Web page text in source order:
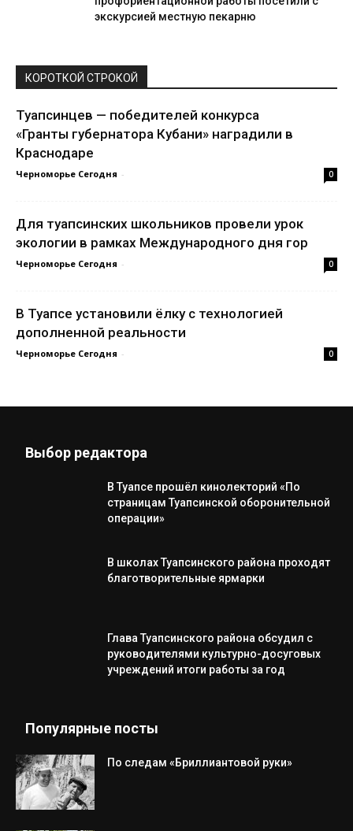
экскурсией местную пекарню
КОРОТКОЙ СТРОКОЙ
Туапсинцев — победителей конкурса
«Гранты губернатора Кубани» наградили в
Краснодаре
Черноморье Сегодня - 0
Для туапсинских школьников провели урок
экологии в рамках Международного дня гор
Черноморье Сегодня - 0
В Туапсе установили ёлку с технологией
дополненной реальности
Черноморье Сегодня - 0
Выбор редактора
В Туапсе прошёл кинолекторий «По
страницам Туапсинской оборонительной
операции»
В школах Туапсинского района проходят
благотворительные ярмарки
Глава Туапсинского района обсудил с
руководителями культурно-досуговых
учреждений итоги работы за год
Популярные посты
По следам «Бриллиантовой руки»